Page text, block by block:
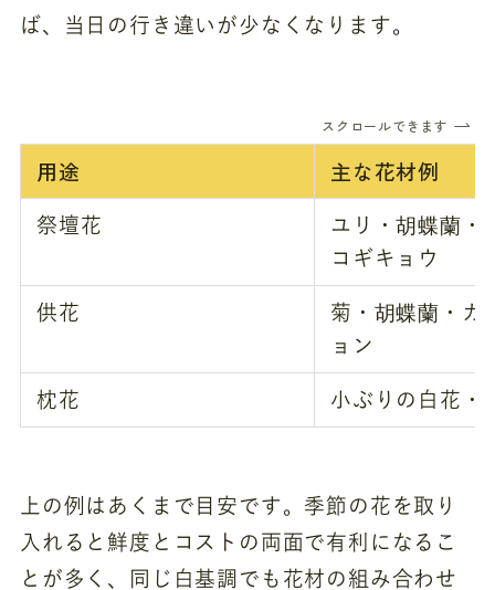
ば、当日の行き違いが少なくなります。
スクロールできます
用途 主な花材例
祭壇花
ユリ・胡蝶蘭・
コギキョウ
供花
菊・胡蝶蘭・カ
ョン
枕花 小ぶりの白花・
上の例はあくまで目安です。季節の花を取り
入れると鮮度とコストの両面で有利になるこ
とが多く、同じ白基調でも花材の組み合わせ